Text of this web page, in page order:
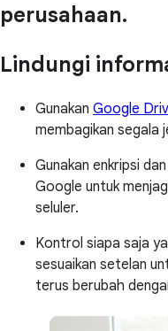
perusahaan.
Lindungi
Gunakan Google
membagikan segala
Gunakan enkripsi
Google untuk
seluler.
Kontrol siapa saja
sesuaikan setelan
terus berubah